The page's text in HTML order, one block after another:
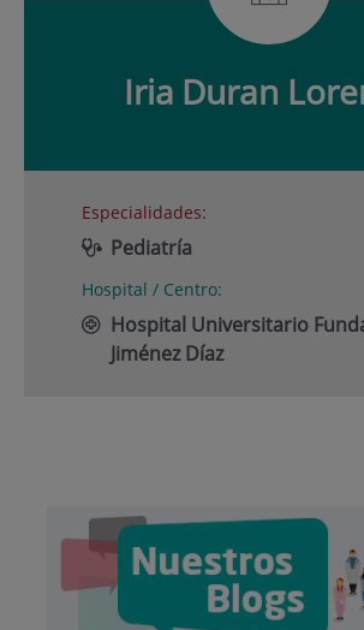
Iria Duran
Especialidades:
Pediatría
Hospital / Centro:
Hospital Universitario
Jiménez Díaz